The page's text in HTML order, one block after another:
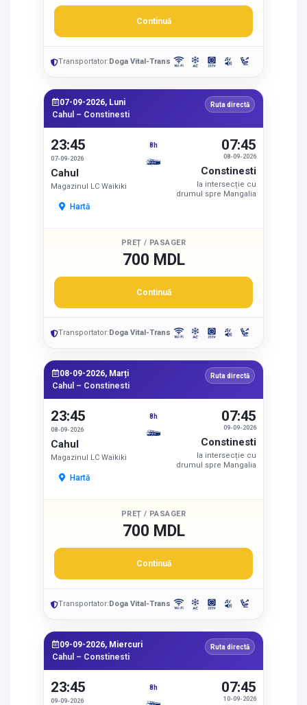
Continuă
Transportator:Doga Vital-Trans
07-09-2026, Luni
Cahul – Constinesti
Ruta directă
23:45
07-09-2026
Cahul
Magazinul LC Waikiki
Hartă
8h
08-09-2026
07:45
Constinesti
la intersecție cu
drumul spre Mangalia
PREȚ / PASAGER
700 MDL
Continuă
Transportator:Doga Vital-Trans
08-09-2026, Marți
Cahul – Constinesti
Ruta directă
23:45
08-09-2026
Cahul
Magazinul LC Waikiki
Hartă
8h
09-09-2026
07:45
Constinesti
la intersecție cu
drumul spre Mangalia
PREȚ / PASAGER
700 MDL
Continuă
Transportator:Doga Vital-Trans
09-09-2026, Miercuri
Cahul – Constinesti
Ruta directă
23:45
09-09-2026
8h
10-09-2026
07:45